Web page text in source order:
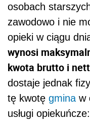
osobach
zawodowo i nie
opieki w ciągu
wynosi
kwota brutto i
dostaje jednak
tę kwotę gmina w
usługi